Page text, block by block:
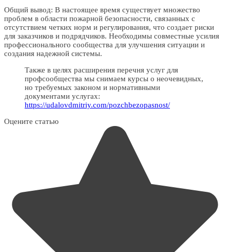
Общий вывод: В настоящее время существует множество
проблем в области пожарной безопасности, связанных с
отсутствием четких норм и регулирования, что создает риски
для заказчиков и подрядчиков. Необходимы совместные усилия
профессионального сообщества для улучшения ситуации и
создания надежной системы.
Также в целях расширения перечня услуг для
профсообщества мы снимаем курсы о неочевидных,
но требуемых законом и нормативными
документами услугах:
https://udalovdmitriy.com/pozchbezopasnost/
Оцените статью